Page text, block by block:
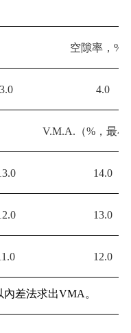
空隙率， %
3.0 4.0
V.M.A. （%，最小
14.0
13.0
12.0
內差法求出VMA 。